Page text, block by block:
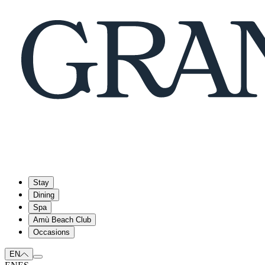
Stay
Dining
Spa
Amù Beach Club
Occasions
EN